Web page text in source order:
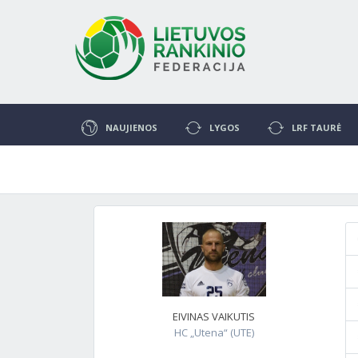
NAUJIENOS LYGOS LRF TAURĖ
EIVINAS VAIKUTIS
HC „Utena“ (UTE)